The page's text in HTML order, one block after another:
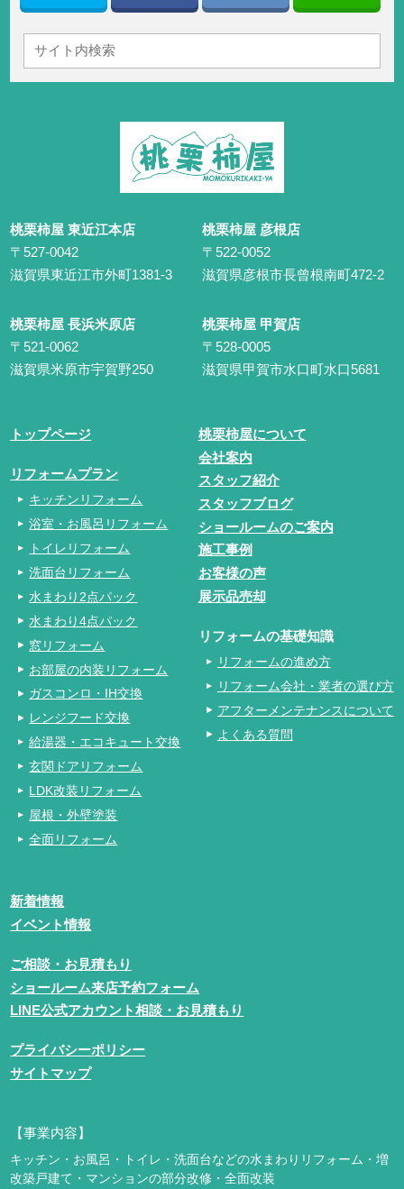
桃栗柿屋 東近江本店
〒527-0042
滋賀県東近江市外町1381-3
桃栗柿屋 彦根店
〒522-0052
滋賀県彦根市長曾根南町472-2
桃栗柿屋 長浜米原店
〒521-0062
滋賀県米原市宇賀野250
桃栗柿屋 甲賀店
〒528-0005
滋賀県甲賀市水口町水口5681
トップページ
リフォームプラン
キッチンリフォーム
浴室・お風呂リフォーム
トイレリフォーム
洗面台リフォーム
水まわり2点パック
水まわり4点パック
窓リフォーム
お部屋の内装リフォーム
ガスコンロ・IH交換
レンジフード交換
給湯器・エコキュート交換
玄関ドアリフォーム
LDK改装リフォーム
屋根・外壁塗装
全面リフォーム
桃栗柿屋について
会社案内
スタッフ紹介
スタッフブログ
ショールームのご案内
施工事例
お客様の声
展示品売却
リフォームの基礎知識
リフォームの進め方
リフォーム会社・業者の選び方
アフターメンテナンスについて
よくある質問
新着情報
イベント情報
ご相談・お見積もり
ショールーム来店予約フォーム
LINE公式アカウント相談・お見積もり
プライバシーポリシー
サイトマップ
【事業内容】
キッチン・お風呂・トイレ・洗面台などの水まわりリフォーム・増
改築戸建て・マンションの部分改修・全面改装